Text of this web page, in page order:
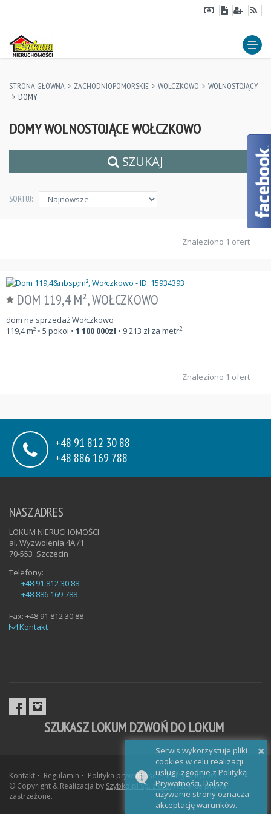
STRONA GŁÓWNA ZACHODNIOPOMORSKIE WOLCZKOWO
WOLNOSTOJĄCY
DOMY
DOMY WOLNOSTOJĄCE WOŁCZKOWO
SZUKAJ
SORTUJ:
Znaleziono 1 ofert
DOM 119,4 M², WOŁCZKOWO
dom na sprzedaż Wołczkowo
119,4m² • 5 pokoi • 1 100 000zł • 9 213 zł za metr2
Znaleziono 1 ofert
+48 91 812 30 88
+48 886 169 788
NASZ ADRES
LOKUM NIERUCHOMOŚCI
al. Wyzwolenia 4A /1
70-553 Szczecin
Telefony:
+48 91 812 30 88
+48 886 169 788
Fax: +48 91 812 30 88
Kontakt
SZUKASZ LOKUM DZWOŃ DO LOKUM
Kontakt • Regulamin • Polityka prywatności•Polityka RODO •
© Copyright & Realizacja by Szybko.pl Sp. z o.o.Wszelkie prawa
zastrzeżone.
×
Serwis wykorzystuje pliki
cookies w celu realizacji
usług i zgodnie z Polityką
Prywatności. Dalsze
używanie strony oznacza
akceptację warunków.